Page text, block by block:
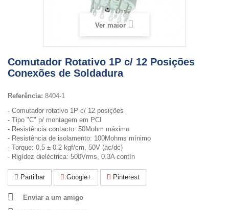
Ver maior
Comutador Rotativo 1P c/ 12 Posições
Conexões de Soldadura
Referência: 8404-1
- Comutador rotativo 1P c/ 12 posições
- Tipo "C" p/ montagem em PCI
- Resistência contacto: 50Mohm máximo
- Resistência de isolamento: 100Mohms mínimo
- Torque: 0.5 ± 0.2 kgf/cm, 50V (ac/dc)
- Rigídez dieléctrica: 500Vrms, 0.3A contín
Partilhar Google+ Pinterest
Enviar a um amigo